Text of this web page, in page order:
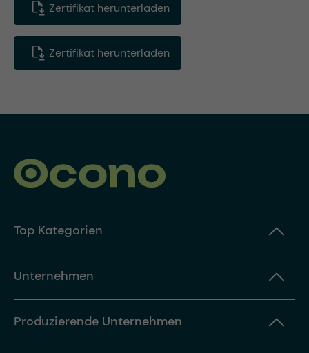
Zertifikat herunterladen
Zertifikat herunterladen
Top Kategorien
Unternehmen
Produzierende Unternehmen